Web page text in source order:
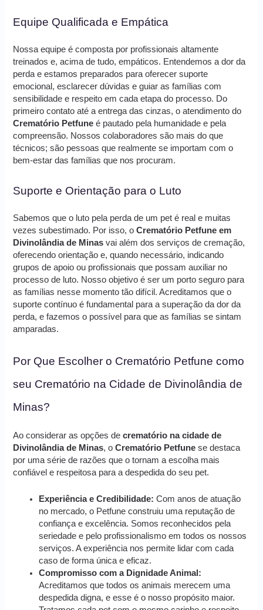
Equipe Qualificada e Empática
Nossa equipe é composta por profissionais altamente
treinados e, acima de tudo, empáticos. Entendemos a dor da
perda e estamos preparados para oferecer suporte
emocional, esclarecer dúvidas e guiar as famílias com
sensibilidade e respeito em cada etapa do processo. Do
primeiro contato até a entrega das cinzas, o atendimento do
Crematório Petfune é pautado pela humanidade e pela
compreensão. Nossos colaboradores são mais do que
técnicos; são pessoas que realmente se importam com o
bem-estar das famílias que nos procuram.
Suporte e Orientação para o Luto
Sabemos que o luto pela perda de um pet é real e muitas
vezes subestimado. Por isso, oCrematório Petfune em
Divinolândia de Minas vai além dos serviços de cremação,
oferecendo orientação e, quando necessário, indicando
grupos de apoio ou profissionais que possam auxiliar no
processo de luto. Nosso objetivo é ser um porto seguro para
as famílias nesse momento tão difícil. Acreditamos que o
suporte contínuo é fundamental para a superação da dor da
perda, e fazemos o possível para que as famílias se sintam
amparadas.
Por Que Escolher o Crematório Petfune como
seu Crematório na Cidade de Divinolândia de
Minas?
Ao considerar as opções decrematório na cidade de
Divinolândia de Minas, oCrematório Petfune se destaca
por uma série de razões que o tornam a escolha mais
confiável e respeitosa para a despedida do seu pet.
Experiência e Credibilidade: Com anos de atuação
no mercado, o Petfune construiu uma reputação de
confiança e excelência. Somos reconhecidos pela
seriedade e pelo profissionalismo em todos os nossos
serviços. A experiência nos permite lidar com cada
caso de forma única e eficaz.
Compromisso com a Dignidade Animal:
Acreditamos que todos os animais merecem uma
despedida digna, e esse é o nosso propósito maior.